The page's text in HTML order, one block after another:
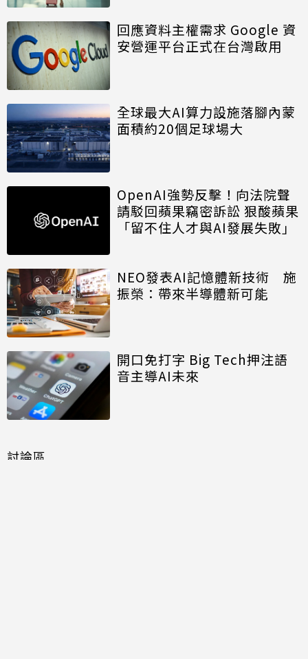
回應資料主權需求 Google 資
安營運平台正式在台灣啟用
全球最大AI算力設施落腳內蒙
面積約20個足球場大
OpenAI強勢反擊！向法院聲
請駁回蘋果竊密訴訟 狠酸蘋果
「留不住人才與AI發展失敗」
NEO發表AI記憶體新技術 施
振榮：帶來半導體新可能
開口免打字 Big Tech押注語
音主導AI未來
討論區